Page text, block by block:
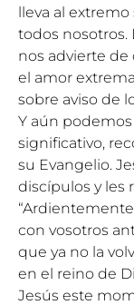
lleva al extremo
todos nosotros.
nos advierte
el amor
sobre aviso de
Y aún
significativo,
su Evangelio.
discípulos y les
con vosotros
que ya no la
en el reino de
Jesús este